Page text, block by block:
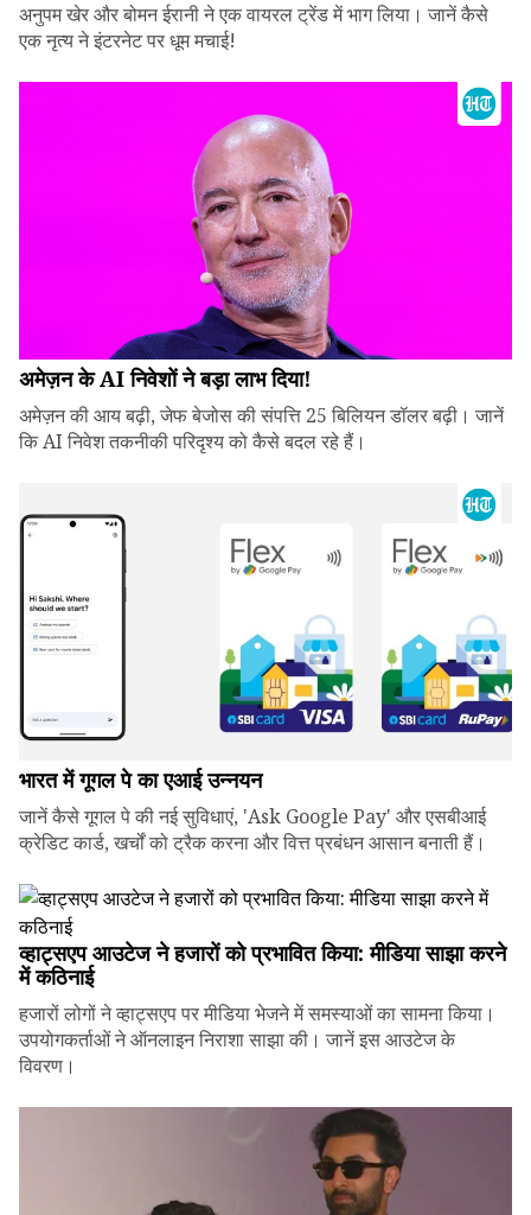
अनुपम खेर और बोमन ईरानी ने एक वायरल ट्रेंड में भाग लिया। जानें कैसे
एक नृत्य ने इंटरनेट पर धूम मचाई!
अमेज़न के AI निवेशों ने बड़ा लाभ दिया!
अमेज़न की आय बढ़ी, जेफ बेजोस की संपत्ति 25 बिलियन डॉलर बढ़ी। जानें
कि AI निवेश तकनीकी परिदृश्य को कैसे बदल रहे हैं।
भारत में गूगल पे का एआई उन्नयन
जानें कैसे गूगल पे की नई सुविधाएं, 'Ask Google Pay' और एसबीआई
क्रेडिट कार्ड, खर्चों को ट्रैक करना और वित्त प्रबंधन आसान बनाती हैं।
व्हाट्सएप आउटेज ने हजारों को प्रभावित किया: मीडिया साझा करने
में कठिनाई
हजारों लोगों ने व्हाट्सएप पर मीडिया भेजने में समस्याओं का सामना किया।
उपयोगकर्ताओं ने ऑनलाइन निराशा साझा की। जानें इस आउटेज के
विवरण।